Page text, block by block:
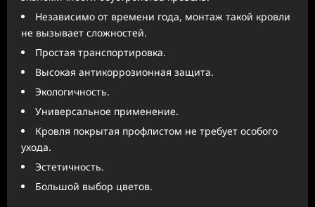
Независимо от времени года, монтаж такой кровли
не вызывает сложностей.
Простая транспортировка.
Высокая антикоррозионная защита.
Экологичность.
Универсальное применение.
Кровля покрытая профлистом не требует особого
ухода.
Эстетичность.
Большой выбор цветов.